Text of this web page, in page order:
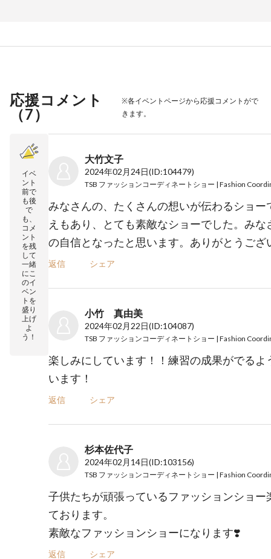
応援コメント
（7）
※各イベントページから応援コメントがで
きます。
イベ
ント
前で
も後
で
も、
コメ
ント
を残
して
一緒
にこ
のイ
ベン
トを
盛り
上げ
よ
う！
大竹文子
2024年02月24日(ID:104479)
みなさんの、たくさんの想いが伝わるショー
えもあり、とても素敵なショーでした。みな
の自信となったと思います。ありがとうござ
返信 シェア
小竹 真由美
2024年02月22日(ID:104087)
楽しみにしています！！練習の成果がでるよ
います！
返信 シェア
杉本佐代子
2024年02月14日(ID:103156)
子供たちが頑張っているファッションショー
ております。
素敵なファッションショーになります❣️
返信 シェア